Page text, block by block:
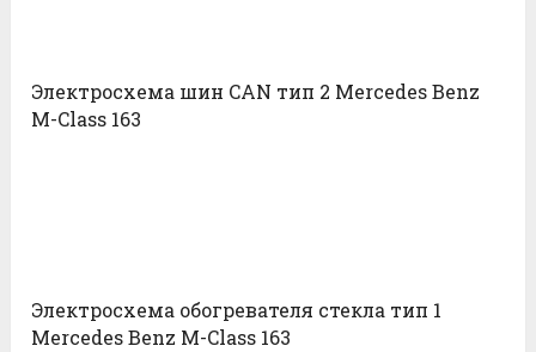
Электросхема шин CAN тип 2 Mercedes Benz
M-Class 163
Электросхема обогревателя стекла тип 1
Mercedes Benz M-Class 163